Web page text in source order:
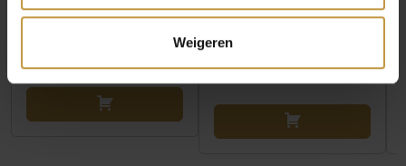
Weigeren
CLIC COLLIER MAILA
werkdag
CLIC COLLIER KYRA
werkdag